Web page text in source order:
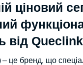
ціновий
від Queclink
це бренд, що